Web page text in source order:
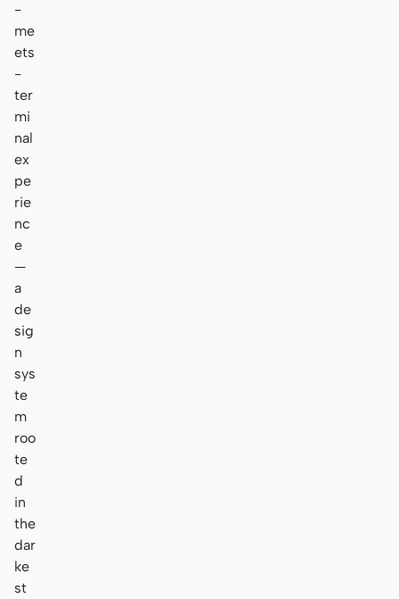
-
me
ets
-
ter
mi
nal
ex
pe
rie
nc
e
—
a
de
sig
n
sys
te
m
roo
te
d
in
the
dar
ke
st